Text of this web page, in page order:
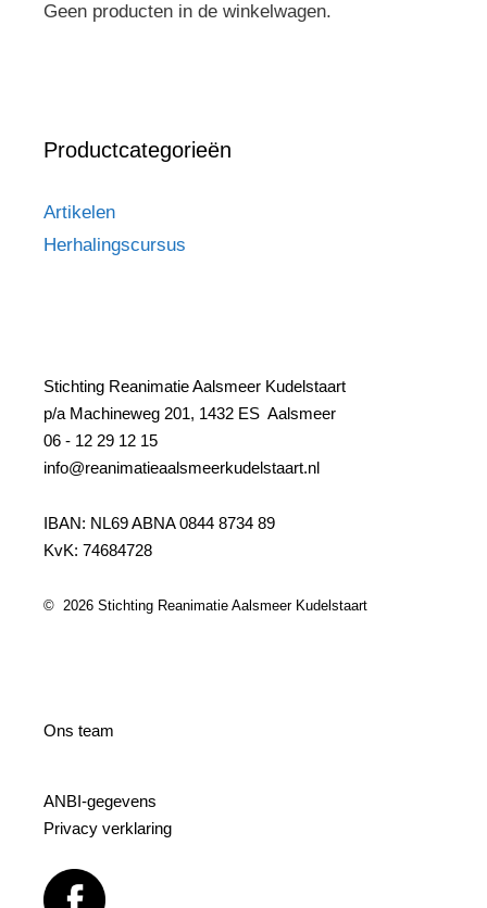
Geen producten in de winkelwagen.
Productcategorieën
Artikelen
Herhalingscursus
Stichting Reanimatie Aalsmeer Kudelstaart
p/a Machineweg 201, 1432 ES Aalsmeer
06 - 12 29 12 15
info@reanimatieaalsmeerkudelstaart.nl
IBAN: NL69 ABNA 0844 8734 89
KvK: 74684728
© 2026 Stichting Reanimatie Aalsmeer Kudelstaart
Ons team
ANBI-gegevens
Privacy verklaring